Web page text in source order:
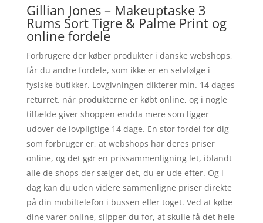
Gillian Jones – Makeuptaske 3
Rums Sort Tigre & Palme Print og
online fordele
Forbrugere der køber produkter i danske webshops,
får du andre fordele, som ikke er en selvfølge i
fysiske butikker. Lovgivningen dikterer min. 14 dages
returret. når produkterne er købt online, og i nogle
tilfælde giver shoppen endda mere som ligger
udover de lovpligtige 14 dage. En stor fordel for dig
som forbruger er, at webshops har deres priser
online, og det gør en prissammenligning let, iblandt
alle de shops der sælger det, du er ude efter. Og i
dag kan du uden videre sammenligne priser direkte
på din mobiltelefon i bussen eller toget. Ved at købe
dine varer online, slipper du for, at skulle få det hele